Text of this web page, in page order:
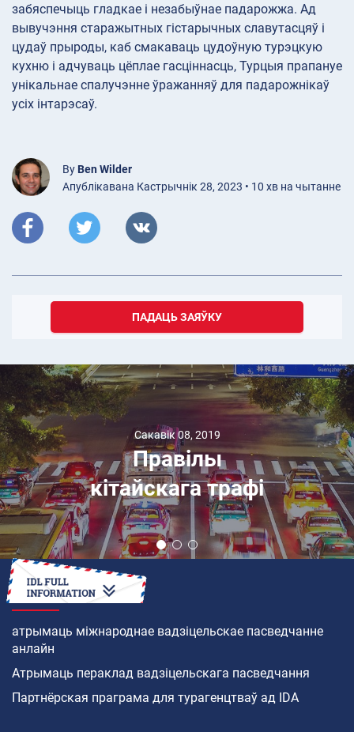
забяспечыць гладкае і незабыўнае падарожжа. Ад
вывучэння старажытных гістарычных славутасцяў і
цудаў прыроды, каб смакаваць цудоўную турэцкую
кухню і адчуваць цёплае гасціннасць, Турцыя прапануе
унікальнае спалучэнне ўражанняў для падарожнікаў
усіх інтарэсаў.
By Ben Wilder
Апублікавана Кастрычнік 28, 2023 • 10 хв на чытанне
ПАДАЦЬ ЗАЯЎКУ
Сакавік 08, 2019
Правілы
кітайскага трафі
ЯК
атрымаць міжнароднае вадзіцельскае пасведчанне
анлайн
Атрымаць пераклад вадзіцельскага пасведчання
Партнёрская праграма для турагенцтваў ад IDA